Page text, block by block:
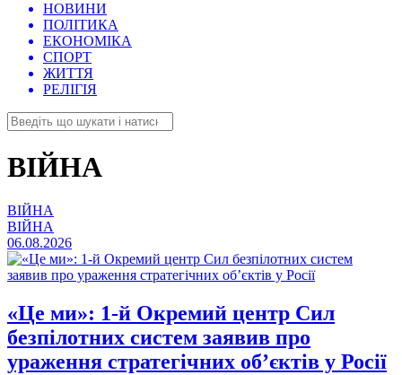
НОВИНИ
ПОЛІТИКА
ЕКОНОМІКА
СПОРТ
ЖИТТЯ
РЕЛІГІЯ
ВІЙНА
ВІЙНА
ВІЙНА
06.08.2026
«Це ми»: 1-й Окремий центр Сил
безпілотних систем заявив про
ураження стратегічних об’єктів у Росії